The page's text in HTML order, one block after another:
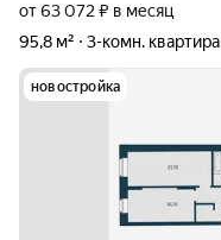
от 63 072 ₽ в месяц
95,8 м²
3-комн. квартира
новостройка